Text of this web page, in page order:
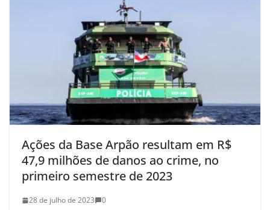
Ações da Base Arpão resultam em R$
47,9 milhões de danos ao crime, no
primeiro semestre de 2023
28 de julho de 2023 0